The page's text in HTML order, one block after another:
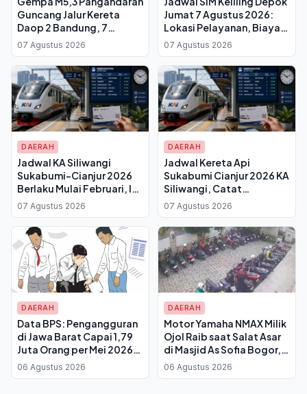
Guncang Jalur Kereta
Daop 2 Bandung, 7
Perjalanan Terhenti untuk
Pemeriksaan Rel
07 Agustus 2026
Jumat 7 Agustus 2026:
Lokasi Pelayanan, Biaya
Perpanjangan dan Syarat
Dokumen
07 Agustus 2026
DAERAH
Jadwal KA Siliwangi
Sukabumi-Cianjur 2026
Berlaku Mulai Februari, Ini
Waktu Keberangkatan
dan Tiketnya
07 Agustus 2026
DAERAH
Jadwal Kereta Api
Sukabumi Cianjur 2026 KA
Siliwangi, Catat
Perubahan Waktu
Berangkat dari Stasiun
07 Agustus 2026
DAERAH
Data BPS: Pengangguran
di Jawa Barat Capai 1,79
Juta Orang per Mei 2026,
TPT Turun Tipis
06 Agustus 2026
DAERAH
Motor Yamaha NMAX Milik
Ojol Raib saat Salat Asar
di Masjid As Sofia Bogor,
Terekam CCTV
06 Agustus 2026